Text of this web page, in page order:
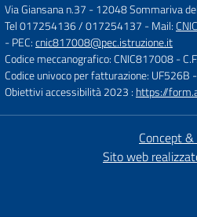
Via Giansana n.37 -12048 Sommariva
Tel 017254136 / 017254137 - Mail:
- PEC:cnic817008@pec.istruzione.it
Codice meccanografico: CNIC817008-
Codice univoco per fatturazione: UF526B
Obiettivi accessibilità 2023 : https://
Concept
Sito web